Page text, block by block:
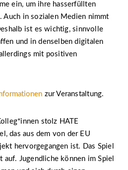
ein, um ihre hasserfüllten
Auch in sozialen Medien nimmt
ist es wichtig, sinnvolle
und in denselben digitalen
mit positiven
zur Veranstaltung.
stolz HATE
das aus dem von der EU
hervorgegangen ist. Das Spiel
auf. Jugendliche können im Spiel